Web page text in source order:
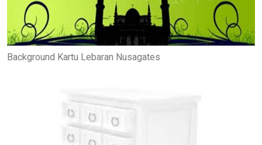
Background Kartu Lebaran Nusagates